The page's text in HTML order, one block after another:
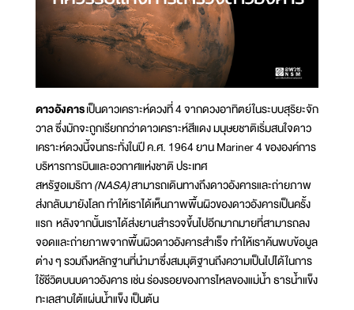
ดาวอังคารเป็นดาวเคราะห์ดวงที่ 4 จากดวงอาทิตย์ในระบบสุริยะจัก
วาล ซึ่งมักจะถูกเรียกกว่าดาวเคราะห์สีแดง มนุษยชาติเริ่มสนใจดาว
เคราะห์ดวงนี้จนกระทั่งในปี ค.ศ. 1964 ยาน Mariner 4 ขององค์การ
บริหารการบินและอวกาศแห่งชาติ ประเทศ
สหรัฐอเมริกา(NASA)สามารถเดินทางถึงดาวอังคารและถ่ายภาพ
ส่งกลับมายังโลก ทำให้เราได้เห็นภาพพื้นผิวของดาวอังคารเป็นครั้ง
แรก หลังจากนั้นเราได้ส่งยานสำรวจขึ้นไปอีกมากมายที่สามารถลง
จอดและถ่ายภาพจากพื้นผิวดาวอังคารสำเร็จ ทำให้เราค้นพบข้อมูล
ต่าง ๆ รวมถึงหลักฐานที่นำมาซึ่งสมมุติฐานถึงความเป็นไปได้ในการ
ใช้ชีวิตบนบดาวอังคาร เช่น ร่องรอยของการไหลของแม่น้ำ ธารน้ำแข็ง
ทะเลสาบใต้แผ่นน้ำแข็ง เป็นต้น